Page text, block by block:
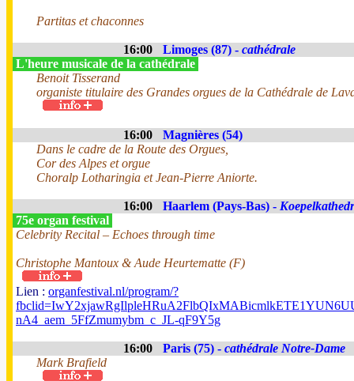
Partitas et chaconnes
16:00 Limoges (87) - cathédrale
L'heure musicale de la cathédrale
Benoit Tisserand
organiste titulaire des Grandes orgues de la Cathédrale de
16:00
Magnières (54)
Dans le cadre de la Route des Orgues,
Cor des Alpes et orgue
Choralp Lotharingia et Jean-Pierre Aniorte.
16:00 Haarlem (Pays-Bas) -
75e organ festival
Celebrity Recital – Echoes through time
Christophe Mantoux & Aude Heurtematte (F)
Lien : organfestival.nl/program/?
nA4_aem_5FfZmumybm_c_JL-qF9Y5g
16:00 Paris (75) - cathédrale Notre-Dame
Mark Brafield